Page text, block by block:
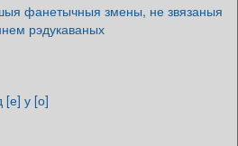
фанетычныя змены, не звязаныя
рэдукаваных
[е] у [о]